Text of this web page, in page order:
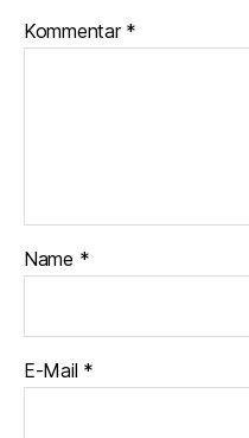
Kommentar *
Name *
E-Mail *